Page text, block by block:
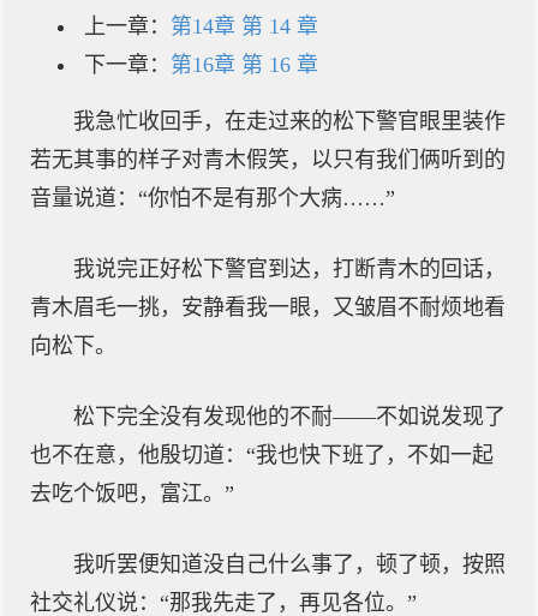
上一章： 第14章 第 14 章
下一章： 第16章 第 16 章
我急忙收回手，在走过来的松下警官眼里装作
若无其事的样子对青木假笑，以只有我们俩听到的
音量说道：“你怕不是有那个大病……”
我说完正好松下警官到达，打断青木的回话，
青木眉毛一挑，安静看我一眼，又皱眉不耐烦地看
向松下。
松下完全没有发现他的不耐——不如说发现了
也不在意，他殷切道：“我也快下班了，不如一起
去吃个饭吧，富江。”
我听罢便知道没自己什么事了，顿了顿，按照
社交礼仪说：“那我先走了，再见各位。”